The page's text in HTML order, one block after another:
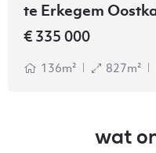
te Erkegem
€ 335 000
136m² 827m²
wat